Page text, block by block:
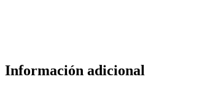
Información adicional